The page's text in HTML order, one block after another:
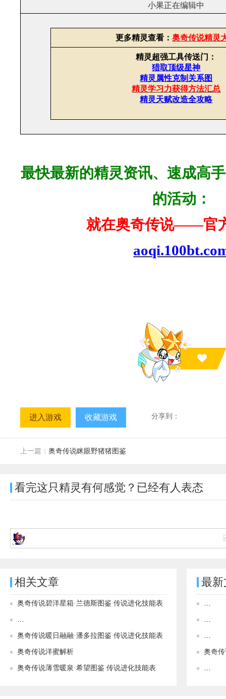
小果正在编辑中
更多精灵查看：奥奇传说精灵
精灵超强工具传送门：
猎取顶级星神
精灵属性克制关系图
精灵学习力获得方法汇总
精灵天赋改造全攻略
最快最新的精灵资讯、速成高
的活动：
就在奥奇传说——官
进入游戏 收藏游戏 分享到：
上一篇： 奥奇传说眯眼野猪猪图鉴
看完这只精灵有何感觉？已经有人表态
相关文章
奥奇传说碧洋星箱·兰德斯图鉴 传说进化技能表
奥奇传说暖日融融·潘多拉图鉴 传说进化技能表
奥奇传说洋蜜解析
奥奇传说薄雪暖泉·希望图鉴 传说进化技能表
最
奥奇